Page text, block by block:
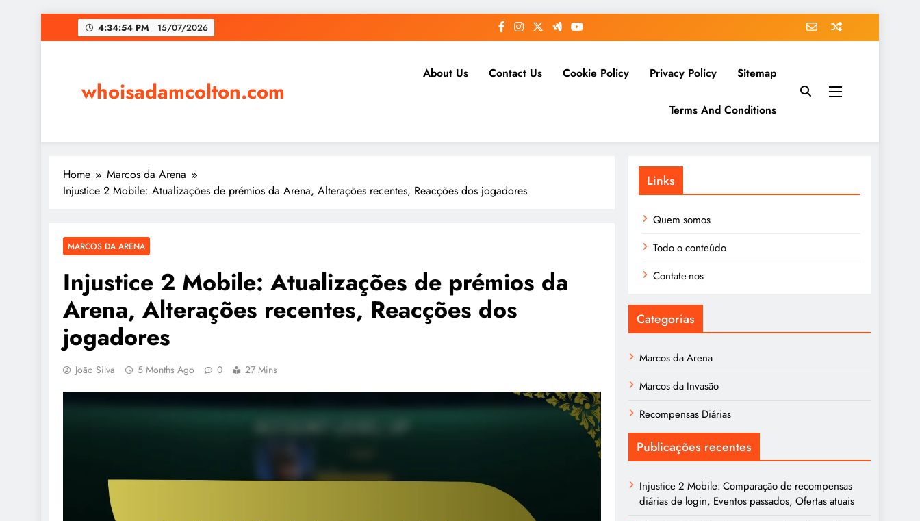
to
4:34:55 PM 15/07/2026
whoisadamcolton.com
About Us Contact Us Cookie Policy Privacy Policy Sitemap
Terms And Conditions
Home
Marcos da Arena
Injustice 2 Mobile: Atualizações de prémios da Arena, Alterações recentes, Reacções dos jogadores
MARCOS DA ARENA
Injustice 2 Mobile: Atualizações de prémios da
Arena, Alterações recentes, Reacções dos
jogadores
João Silva 5 Months Ago 0 27 Mins
Links
Quem somos
Todo o conteúdo
Contate-nos
Categorias
Marcos da Arena
Marcos da Invasão
Recompensas Diárias
Publicações recentes
Injustice 2 Mobile: Comparação de recompensas
diárias de login, Eventos passados, Ofertas atuais